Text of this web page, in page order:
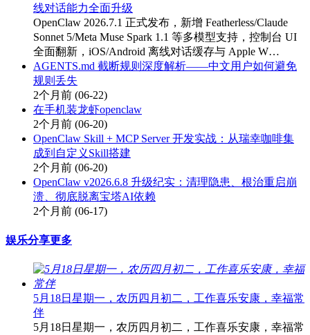
线对话能力全面升级
OpenClaw 2026.7.1 正式发布，新增 Featherless/Claude
Sonnet 5/Meta Muse Spark 1.1 等多模型支持，控制台 UI
全面翻新，iOS/Android 离线对话缓存与 Apple W…
AGENTS.md 截断规则深度解析——中文用户如何避免
规则丢失
2个月前 (06-22)
在手机装龙虾openclaw
2个月前 (06-20)
OpenClaw Skill + MCP Server 开发实战：从瑞幸咖啡集
成到自定义Skill搭建
2个月前 (06-20)
OpenClaw v2026.6.8 升级纪实：清理隐患、根治重启崩
溃、彻底脱离宝塔AI依赖
2个月前 (06-17)
娱乐分享更多
5月18日星期一，农历四月初二，工作喜乐安康，幸福常
伴
5月18日星期一，农历四月初二，工作喜乐安康，幸福常